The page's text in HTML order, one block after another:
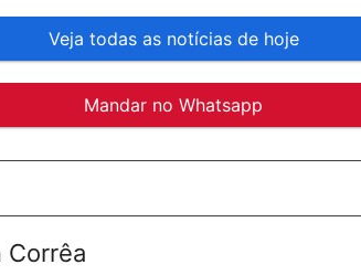
Veja todas as notícias de hoje
Mandar no Whatsapp
Corrêa